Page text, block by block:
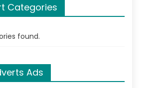
Categories
found.
Ads